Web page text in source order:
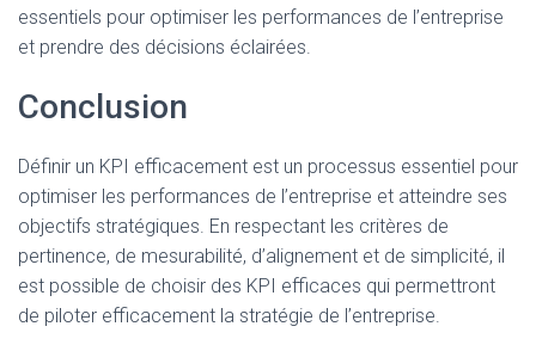
essentiels pour optimiser les performances de l’entreprise
et prendre des décisions éclairées.
Conclusion
Définir un KPI efficacement est un processus essentiel pour
optimiser les performances de l’entreprise et atteindre ses
objectifs stratégiques. En respectant les critères de
pertinence, de mesurabilité, d’alignement et de simplicité, il
est possible de choisir des KPI efficaces qui permettront
de piloter efficacement la stratégie de l’entreprise.